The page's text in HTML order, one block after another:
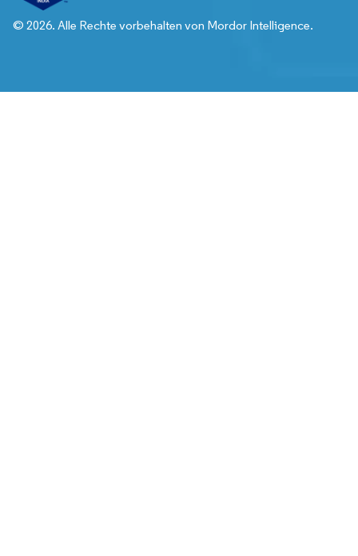
© 2026. Alle Rechte vorbehalten von Mordor Intelligence.